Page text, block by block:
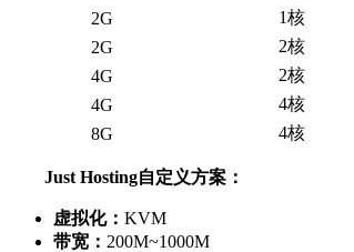
2G
1核
2G
2核
4G
2核
4G
4核
8G
4核
Just Hosting自定义方案：
虚拟化： KVM
带宽： 200M~1000M